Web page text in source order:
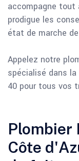
accompagne tout
prodigue les
état de marche
Appelez notre
spécialisé dans la
40 pour tous vos
Plombier
Côte